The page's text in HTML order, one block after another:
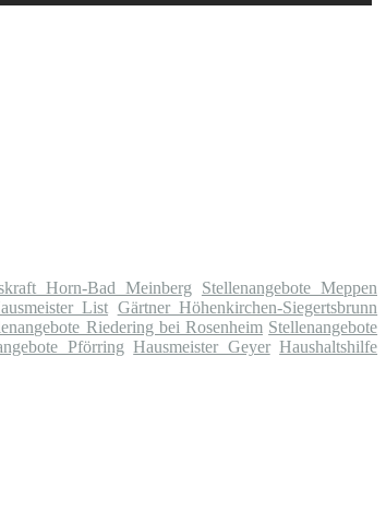
Horn-Bad Meinberg
Stellenangebote Meppen
List Gärtner Höhenkirchen-Siegertsbrunn
Riedering bei Rosenheim Stellenangebote
Pförring Hausmeister Geyer Haushaltshilfe